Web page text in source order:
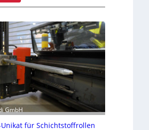
W
r
u
m
r
e
i
f
e
GmbH
für Schichtstoffrollen